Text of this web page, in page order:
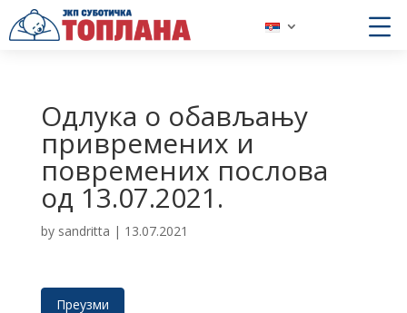
Одлука о обављању
привремених и
повремених послова
од 13.07.2021.
by sandritta | 13.07.2021
Преузми